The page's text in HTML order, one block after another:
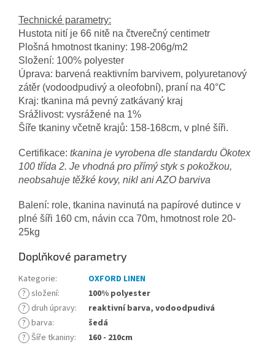
Technické parametry:
Hustota nití je 66 nitě na čtverečný centimetr
Plošná hmotnost tkaniny: 198-206g/m2
Složení: 100% polyester
Úprava: barvená reaktivním barvivem, polyuretanový
zátěr (vodoodpudivý a oleofobní), praní na 40°C
Kraj: tkanina má pevný zatkávaný kraj
Srážlivost: vysrážené na 1%
Šíře tkaniny včetně krajů: 158-168cm, v plné šíři.
Certifikace: tkanina je vyrobena dle standardu Ökotex
100 třída 2. Je vhodná pro přímý styk s pokožkou,
neobsahuje těžké kovy, nikl ani AZO barviva
Balení: role, tkanina navinutá na papírové dutince v
plné šíři 160 cm, návin cca 70m, hmotnost role 20-
25kg
Doplňkové parametry
Kategorie:
OXFORD LINEN
? složení:
100% polyester
? druh úpravy:
reaktivní barva, vodoodpudivá
? barva:
šedá
? Šíře tkaniny:
160 - 210cm